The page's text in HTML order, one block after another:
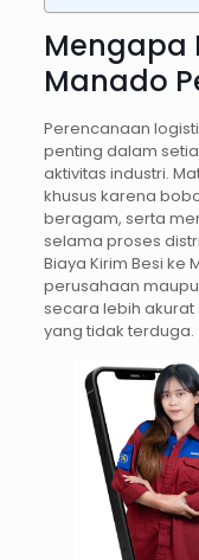
Mengapa
Manado
Perencanaan
penting dalam
aktivitas industri.
khusus karena
beragam, serta
selama proses
Biaya Kirim Besi ke
perusahaan
secara lebih
yang tidak terduga.